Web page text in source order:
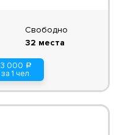
3 000 a
за 1 чел.
Свободно
32 места